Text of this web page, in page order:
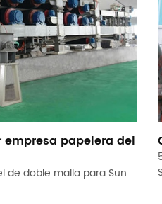
papelera del
de doble malla para Sun